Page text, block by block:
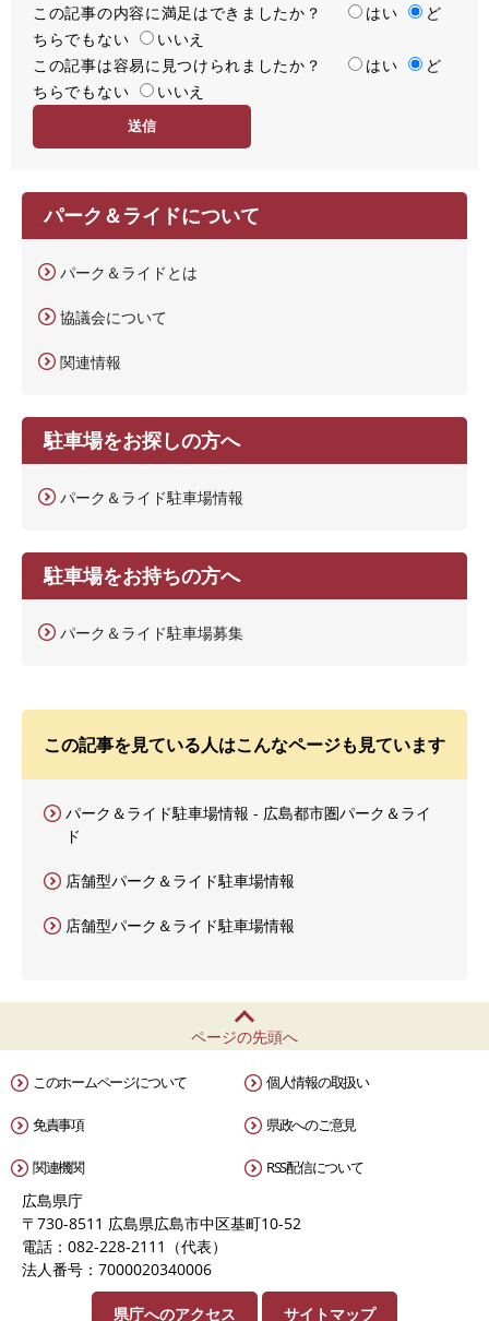
満
足
度
この記事の内容に満足はできましたか？ はい
ど
ちらでもない
いいえ
容
易
この記事は容易に見つけられましたか？ はい
ど
ちらでもない
いいえ
パーク＆ライドについて
パーク＆ライドとは
協議会について
関連情報
駐車場をお探しの方へ
パーク＆ライド駐車場情報
駐車場をお持ちの方へ
パーク＆ライド駐車場募集
この記事を見ている人はこんなページも見ています
パーク＆ライド駐車場情報 - 広島都市圏パーク＆ライ
ド
店舗型パーク＆ライド駐車場情報
店舗型パーク＆ライド駐車場情報
ページの先頭へ
このホームページについて 個人情報の取扱い
免責事項 県政へのご意見
関連機関 RSS配信について
広島県庁
〒730-8511 広島県広島市中区基町10-52
電話：082-228-2111（代表）
法人番号：7000020340006
県庁へのアクセス サイトマップ